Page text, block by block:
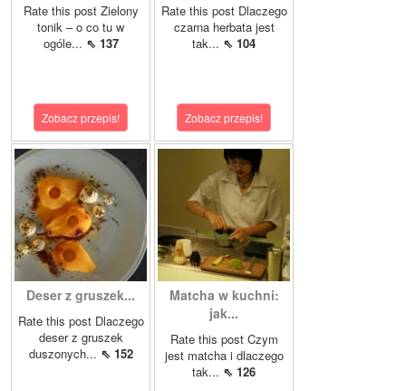
Rate this post Zielony
tonik – o co tu w
ogóle... ⇖ 137
Zobacz przepis!
Rate this post Dlaczego
czarna herbata jest
tak... ⇖ 104
Zobacz przepis!
Deser z gruszek...
Rate this post Dlaczego
deser z gruszek
duszonych... ⇖ 152
Matcha w kuchni:
jak...
Rate this post Czym
jest matcha i dlaczego
tak... ⇖ 126